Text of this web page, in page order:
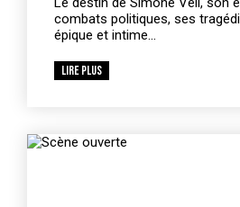
combats politiques, ses
épique et intime...
Lire plus